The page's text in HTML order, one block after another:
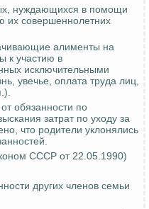
нуждающихся в помощи
их совершеннолетних
алименты на
к участию в
исключительными
увечье, оплата труда лиц,
обязанности по
затрат по уходу за
что родители уклонялись
СССР от 22.05.1990)
других членов семьи